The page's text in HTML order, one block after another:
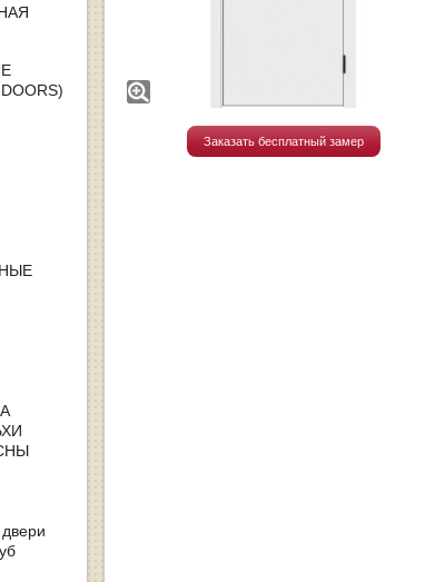
Заказать бесплатный замер